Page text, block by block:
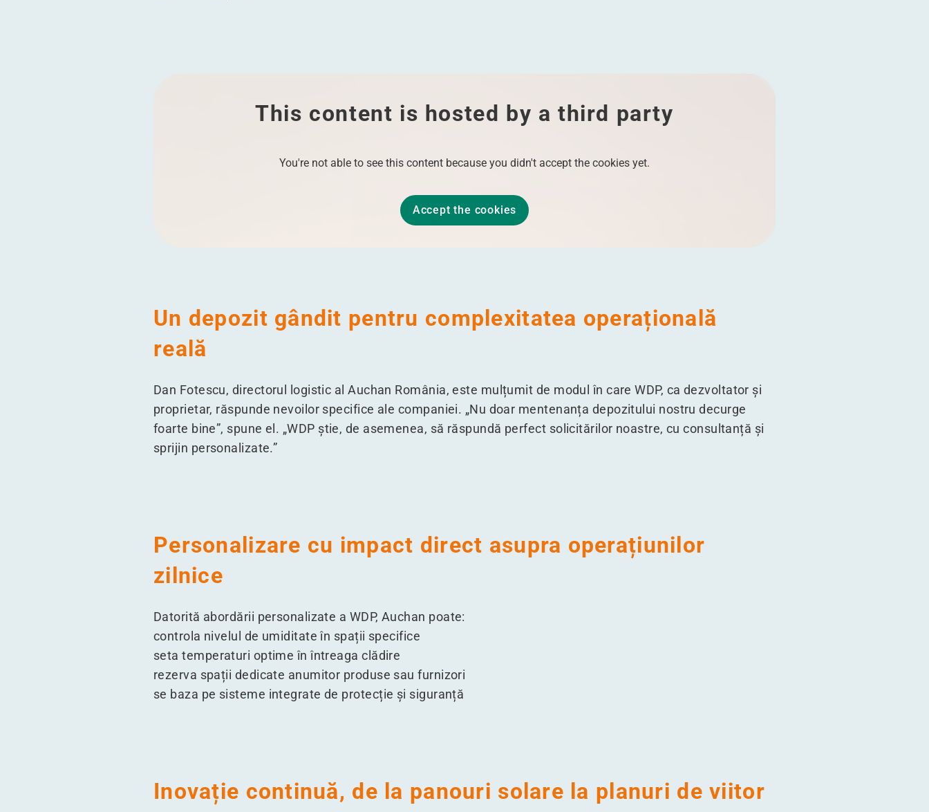
This content is hosted by a third party
You're not able to see this content because you didn't accept the cookies yet.
Accept the cookies
Un depozit gândit pentru complexitatea operațională
reală
Dan Fotescu, directorul logistic al Auchan România, este mulțumit de modul în care WDP, ca dezvoltator și
proprietar, răspunde nevoilor specifice ale companiei. „Nu doar mentenanța depozitului nostru decurge
foarte bine”, spune el. „WDP știe, de asemenea, să răspundă perfect solicitărilor noastre, cu consultanță și
sprijin personalizate.”
Personalizare cu impact direct asupra operațiunilor
zilnice
Datorită abordării personalizate a WDP, Auchan poate:
controla nivelul de umiditate în spații specifice
seta temperaturi optime în întreaga clădire
rezerva spații dedicate anumitor produse sau furnizori
se baza pe sisteme integrate de protecție și siguranță
Inovație continuă, de la panouri solare la planuri de viitor